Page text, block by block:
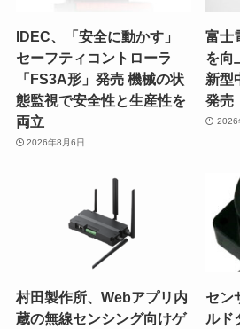
IDEC、「安全に動かす」
セーフティコントローラ
「FS3A形」発売 機械の状
態監視で安全性と生産性を
両立
2026年8月6日
富士
を向
新型
発売
2026
村田製作所、Webアプリ内
蔵の無線センシング向けゲ
セン
ルド